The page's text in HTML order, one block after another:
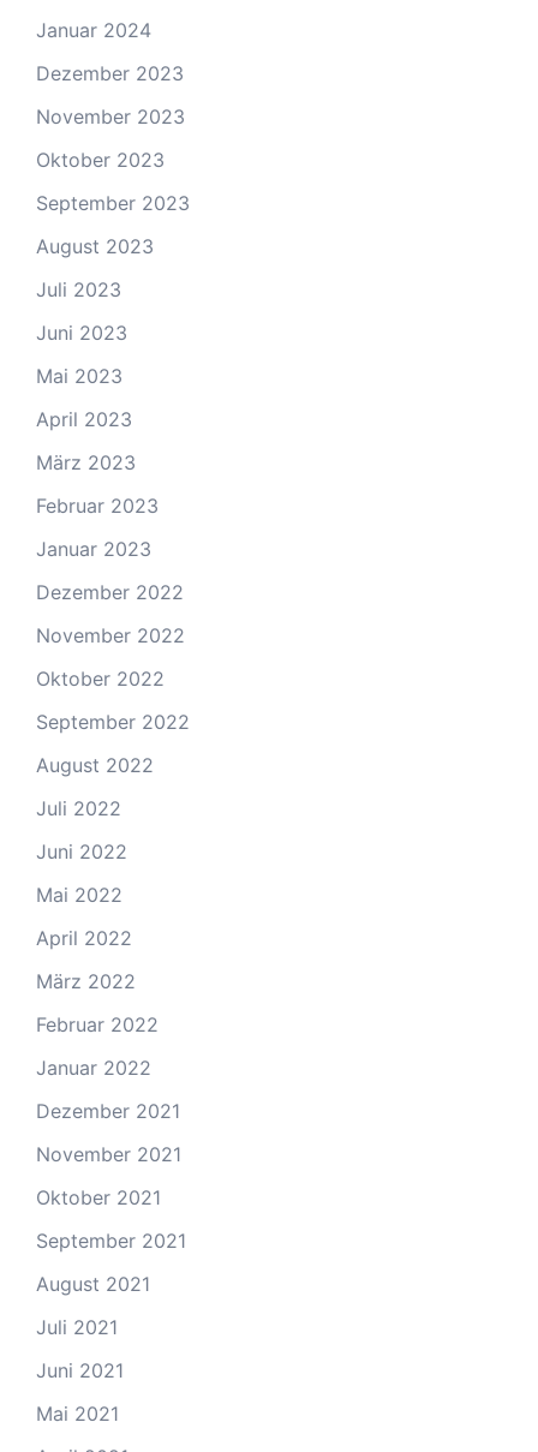
Januar 2024
Dezember 2023
November 2023
Oktober 2023
September 2023
August 2023
Juli 2023
Juni 2023
Mai 2023
April 2023
März 2023
Februar 2023
Januar 2023
Dezember 2022
November 2022
Oktober 2022
September 2022
August 2022
Juli 2022
Juni 2022
Mai 2022
April 2022
März 2022
Februar 2022
Januar 2022
Dezember 2021
November 2021
Oktober 2021
September 2021
August 2021
Juli 2021
Juni 2021
Mai 2021